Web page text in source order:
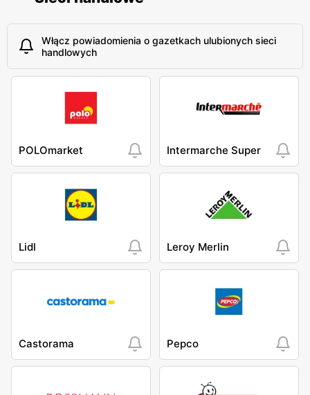
Włącz powiadomienia o gazetkach ulubionych sieci
handlowych
POLOmarket Intermarche Super
Lidl Leroy Merlin
Castorama Pepco